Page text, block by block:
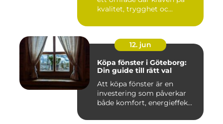
kvalitet, trygghet oc...
12. jun
Köpa fönster i Göteborg:
Din guide till rätt val
Att köpa fönster är en
investering som påverkar
både komfort, energieffek...